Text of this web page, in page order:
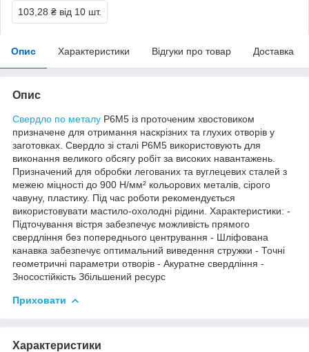
103,28 ₴ від 10 шт.
Опис Характеристики Відгуки про товар Доставка
Опис
Свердло по металу Р6М5 із проточеним хвостовиком
призначене для отримання наскрізних та глухих отворів у
заготовках. Свердло зі сталі Р6М5 використовують для
виконання великого обсягу робіт за високих навантажень.
Призначений для обробки легованих та вуглецевих сталей з
межею міцності до 900 Н/мм² кольорових металів, сірого
чавуну, пластику. Під час роботи рекомендується
використовувати мастило-охолодні рідини. Характеристики: -
Підточування вістря забезпечує можливість прямого
свердління без попереднього центрування - Шліфована
канавка забезпечує оптимальний виведення стружки - Точні
геометричні параметри отворів - Акуратне свердління -
Зносостійкість Збільшений ресурс
Приховати
Характеристики